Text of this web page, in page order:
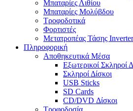
Μπαταρίες Λιθίου
Μπαταρίες Μολύβδου
Τροφοδοτικά
Φορτιστές
Μετατροπέας Τάσης Inverter
Πληροφορική
Αποθηκευτικά Μέσα
Εξωτερικοί Σκληροί
Σκληροί Δίσκοι
USB Sticks
SD Cards
CD/DVD Δίσκοι